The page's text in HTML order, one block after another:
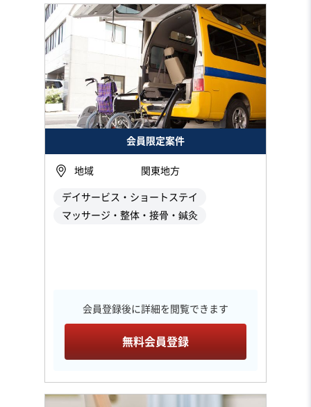
会員限定案件
地域 関東地方
デイサービス・ショートステイ
マッサージ・整体・接骨・鍼灸
会員登録後に詳細を閲覧できます
無料会員登録